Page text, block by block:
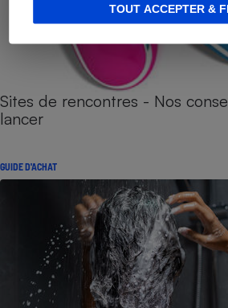
TOUT ACCEPTER &
Sites de rencontres - Nos
lancer
GUIDE D'ACHAT